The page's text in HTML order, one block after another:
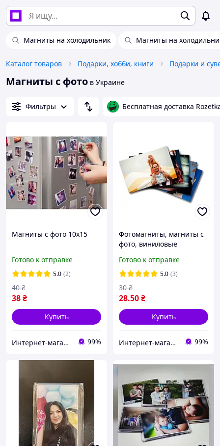
Магниты на холодильник Магниты на
Каталог товаров Подарки, хобби, книги Подарки и
Магниты с фото в Украине
Фильтры Бесплатная доставка
Магниты с фото 10х15
Готово к отправке
5.0 (2)
38₴
40 ₴
Купить
Интернет-магазин "Импорт" 99%
Фотомагниты, магниты с
фото, виниловые
холодильник 7х10 см
Готово к отправке
5.0 (3)
28.50₴
30 ₴
Купить
Интернет-магазин "Импорт" 99%